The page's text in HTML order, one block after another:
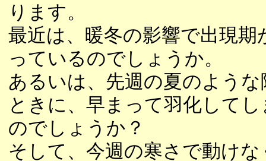
ります。
最近は、暖冬の影響で出現期
っているのでしょうか。
あるいは、先週の夏のような
ときに、早まって羽化して
のでしょうか？
そして、今週の寒さで動けな